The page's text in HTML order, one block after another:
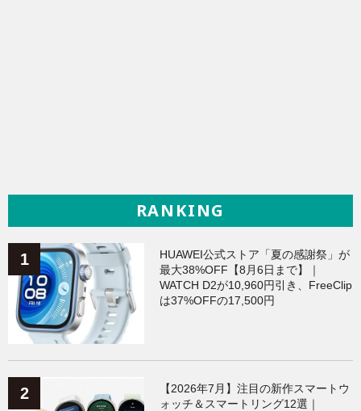
RANKING
HUAWEI公式ストア「夏の感謝祭」が
最大38%OFF【8月6日まで】｜
WATCH D2が10,960円引き、FreeClip
は37%OFFの17,500円
【2026年7月】注目の新作スマートウ
ォッチ＆スマートリング12選｜